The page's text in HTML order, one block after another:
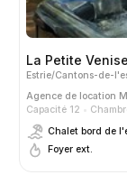
La Petite Venise
Estrie/Cantons-de-
Agence de location
Capacité 12
Chalet bord de
Foyer ext.